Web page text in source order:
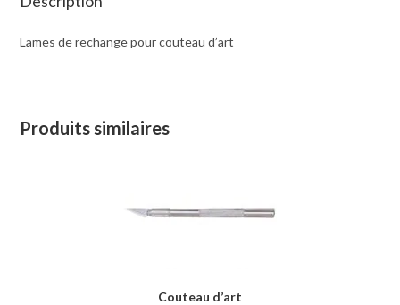
Lames de rechange pour couteau d’art
Produits similaires
Couteau d’art